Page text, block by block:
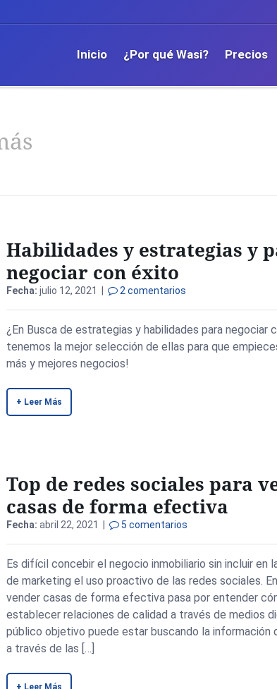
Inicio ¿Por qué Wasi? Precios
Habilidades y estrategias y
negociar con éxito
Fecha: julio 12, 2021 | 2 comentarios
¿En Busca de estrategias y habilidades para negociar
tenemos la mejor selección de ellas para que
más y mejores negocios!
+ Leer Más
Top de redes sociales para
casas de forma efectiva
Fecha: abril 22, 2021 | 5 comentarios
Es difícil concebir el negocio inmobiliario sin incluir en
de marketing el uso proactivo de las redes sociales.
vender casas de forma efectiva pasa por entender
establecer relaciones de calidad a través de medios
público objetivo puede estar buscando la información
a través de las […]
+ Leer Más